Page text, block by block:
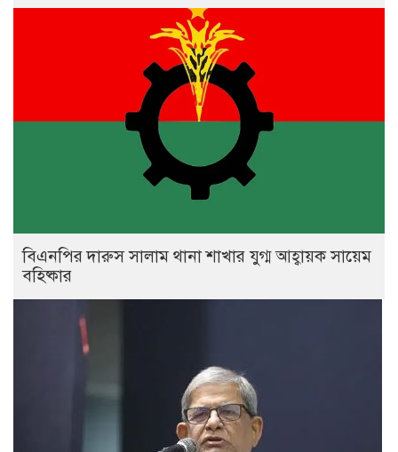
বিএনপির দারুস সালাম থানা শাখার যুগ্ম আহ্বায়ক সায়েম
বহিষ্কার